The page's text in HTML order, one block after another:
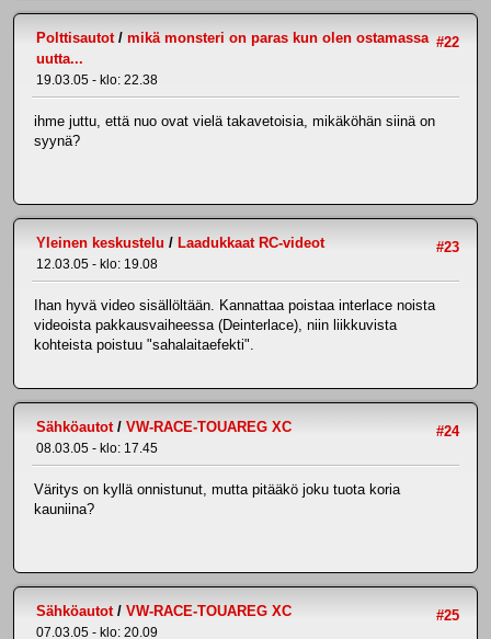
#22
Polttisautot/ mikä monsteri on paras kun olen ostamassa
uutta...
19.03.05 - klo: 22.38
ihme juttu, että nuo ovat vielä takavetoisia, mikäköhän siinä on
syynä?
#23
Yleinen keskustelu / Laadukkaat RC-videot
12.03.05 - klo: 19.08
Ihan hyvä video sisällöltään. Kannattaa poistaa interlace noista
videoista pakkausvaiheessa (Deinterlace), niin liikkuvista
kohteista poistuu "sahalaitaefekti".
#24
Sähköautot/ VW-RACE-TOUAREG XC
08.03.05 - klo: 17.45
Väritys on kyllä onnistunut, mutta pitääkö joku tuota koria
kauniina?
#25
Sähköautot/ VW-RACE-TOUAREG XC
07.03.05 - klo: 20.09